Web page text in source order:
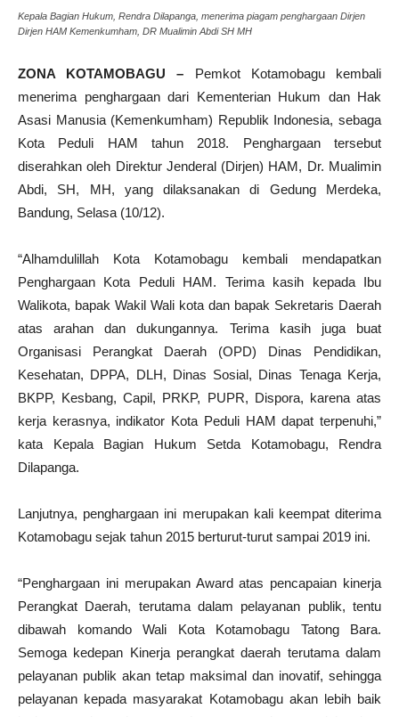
Kepala Bagian Hukum, Rendra Dilapanga, menerima piagam penghargaan Dirjen
Dirjen HAM Kemenkumham, DR Mualimin Abdi SH MH
ZONA KOTAMOBAGU – Pemkot Kotamobagu kembali
menerima penghargaan dari Kementerian Hukum dan Hak
Asasi Manusia (Kemenkumham) Republik Indonesia, sebaga
Kota Peduli HAM tahun 2018. Penghargaan tersebut
diserahkan oleh Direktur Jenderal (Dirjen) HAM, Dr. Mualimin
Abdi, SH, MH, yang dilaksanakan di Gedung Merdeka,
Bandung, Selasa (10/12).
“Alhamdulillah Kota Kotamobagu kembali mendapatkan
Penghargaan Kota Peduli HAM. Terima kasih kepada Ibu
Walikota, bapak Wakil Wali kota dan bapak Sekretaris Daerah
atas arahan dan dukungannya. Terima kasih juga buat
Organisasi Perangkat Daerah (OPD) Dinas Pendidikan,
Kesehatan, DPPA, DLH, Dinas Sosial, Dinas Tenaga Kerja,
BKPP, Kesbang, Capil, PRKP, PUPR, Dispora, karena atas
kerja kerasnya, indikator Kota Peduli HAM dapat terpenuhi,”
kata Kepala Bagian Hukum Setda Kotamobagu, Rendra
Dilapanga.
Lanjutnya, penghargaan ini merupakan kali keempat diterima
Kotamobagu sejak tahun 2015 berturut-turut sampai 2019 ini.
“Penghargaan ini merupakan Award atas pencapaian kinerja
Perangkat Daerah, terutama dalam pelayanan publik, tentu
dibawah komando Wali Kota Kotamobagu Tatong Bara.
Semoga kedepan Kinerja perangkat daerah terutama dalam
pelayanan publik akan tetap maksimal dan inovatif, sehingga
pelayanan kepada masyarakat Kotamobagu akan lebih baik